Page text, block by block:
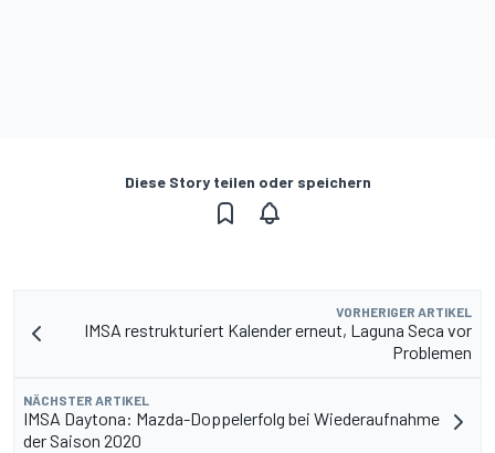
Diese Story teilen oder speichern
VORHERIGER ARTIKEL
IMSA restrukturiert Kalender erneut, Laguna Seca vor
Problemen
NÄCHSTER ARTIKEL
IMSA Daytona: Mazda-Doppelerfolg bei Wiederaufnahme
der Saison 2020